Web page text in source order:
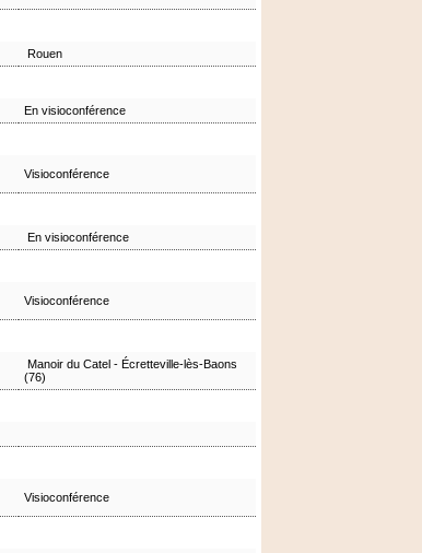
Rouen
En visioconférence
Visioconférence
En visioconférence
Visioconférence
Manoir du Catel - Écretteville-lès-Baons
(76)
Visioconférence